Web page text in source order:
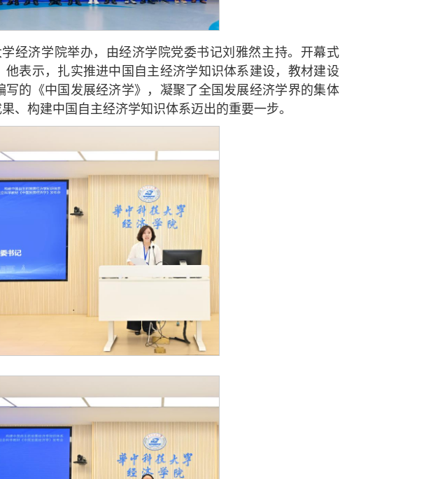
经济学院举办，由经济学院党委书记刘雅然主持。开幕式
他表示，扎实推进中国自主经济学知识体系建设，教材建设
的《中国发展经济学》，凝聚了全国发展经济学界的集体
、构建中国自主经济学知识体系迈出的重要一步。